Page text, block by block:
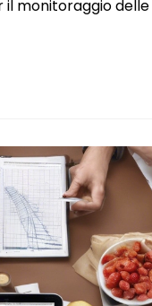
il monitoraggio